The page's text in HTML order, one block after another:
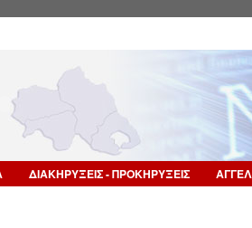
ΔΙΑΚΗΡΥΞΕΙΣ - ΠΡΟΚΗΡΥΞΕΙΣ